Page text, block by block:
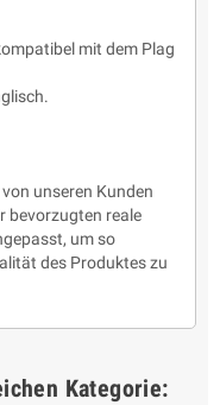
mit dem Plag
unseren Kunden
bevorzugten reale
um so
des Produktes zu
Kategorie: